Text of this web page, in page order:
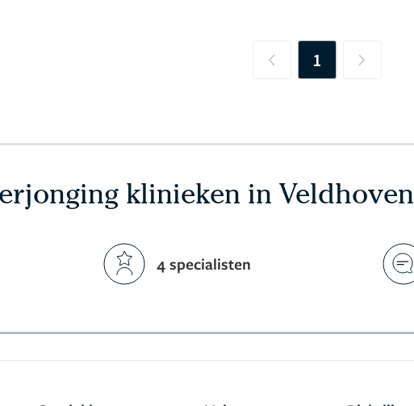
Previous
1 Next
klinieken in Veldhoven
4 specialisten